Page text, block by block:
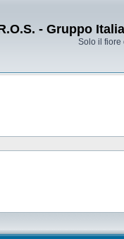
- Gruppo
Solo il fiore